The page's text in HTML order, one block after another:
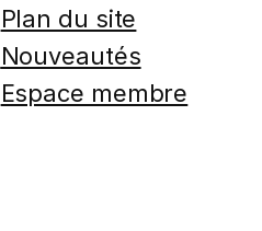
Plan du site
Nouveautés
Espace membre